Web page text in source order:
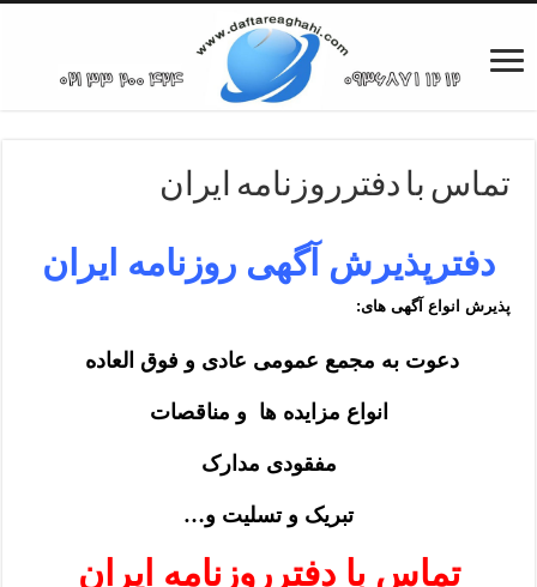
تماس با دفترروزنامه ایران
دفترپذیرش آگهی روزنامه ایران
پذیرش انواع آگهی های:
دعوت به مجمع عمومی عادی و فوق العاده
انواع مزایده ها و مناقصات
مفقودی مدارک
تبریک و تسلیت و…
تماس با دفترروزنامه ایران